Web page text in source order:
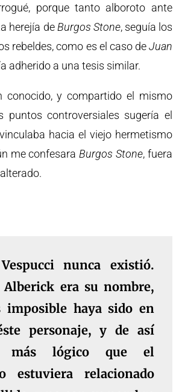
porque tanto alboroto ante
herejía de Burgos Stone, seguía los
rebeldes, como es el caso deJuan
adherido a una tesis similar.
conocido, y compartido el mismo
puntos controversiales sugería el
hacia el viejo hermetismo
me confesara Burgos Stone, fuera
nunca existió.
era su nombre,
imposible haya sido en
personaje, y de así
más lógico que el
estuviera relacionado